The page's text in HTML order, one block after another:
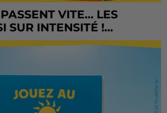
VITE... LES
SUR INTENSITÉ !...